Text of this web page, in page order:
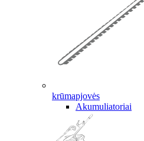
krūmapjovės
Akumuliatoriai